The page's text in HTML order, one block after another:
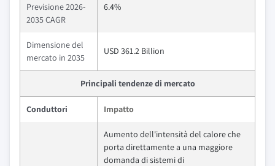
Previsione 2026-
2035 CAGR
6.4%
Dimensione del
mercato in 2035
USD 361.2 Billion
Principali tendenze di mercato
Conduttori Impatto
Aumento dell'intensità del calore che
porta direttamente a una maggiore
domanda di sistemi di